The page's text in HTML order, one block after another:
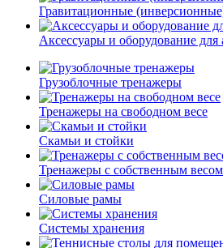
Гравитационные
Аксессуары и оборудование для
Грузоблочные тренажеры
Тренажеры на свободном весе
Скамьи и стойки
Тренажеры с собственным весом
Силовые рамы
Системы хранения